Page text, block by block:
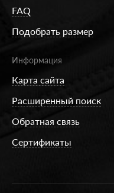
FAQ
Подобрать размер
Информация
Карта сайта
Расширенный поиск
Обратная связь
Сертификаты